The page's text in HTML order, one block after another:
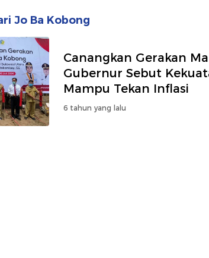
Jo Ba Kobong
Canangkan Gerakan
Gubernur Sebut
Mampu Tekan Inflasi
6 tahun yang lalu